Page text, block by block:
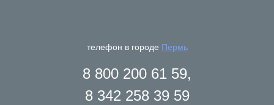
телефон в городе Пермь
8 800 200 61 59,
8 342 258 39 59